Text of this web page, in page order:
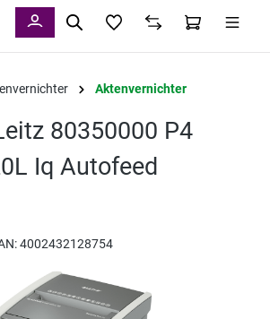
Aktenvernichter
80350000 P4
Iq Autofeed
4002432128754